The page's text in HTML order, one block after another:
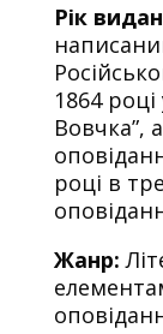
Рік
1864
Вовчка”,
році в
Жанр: